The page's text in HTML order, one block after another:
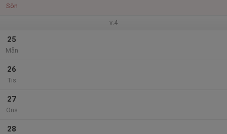
Sön
v.4
25
Mån
26
Tis
27
Ons
28